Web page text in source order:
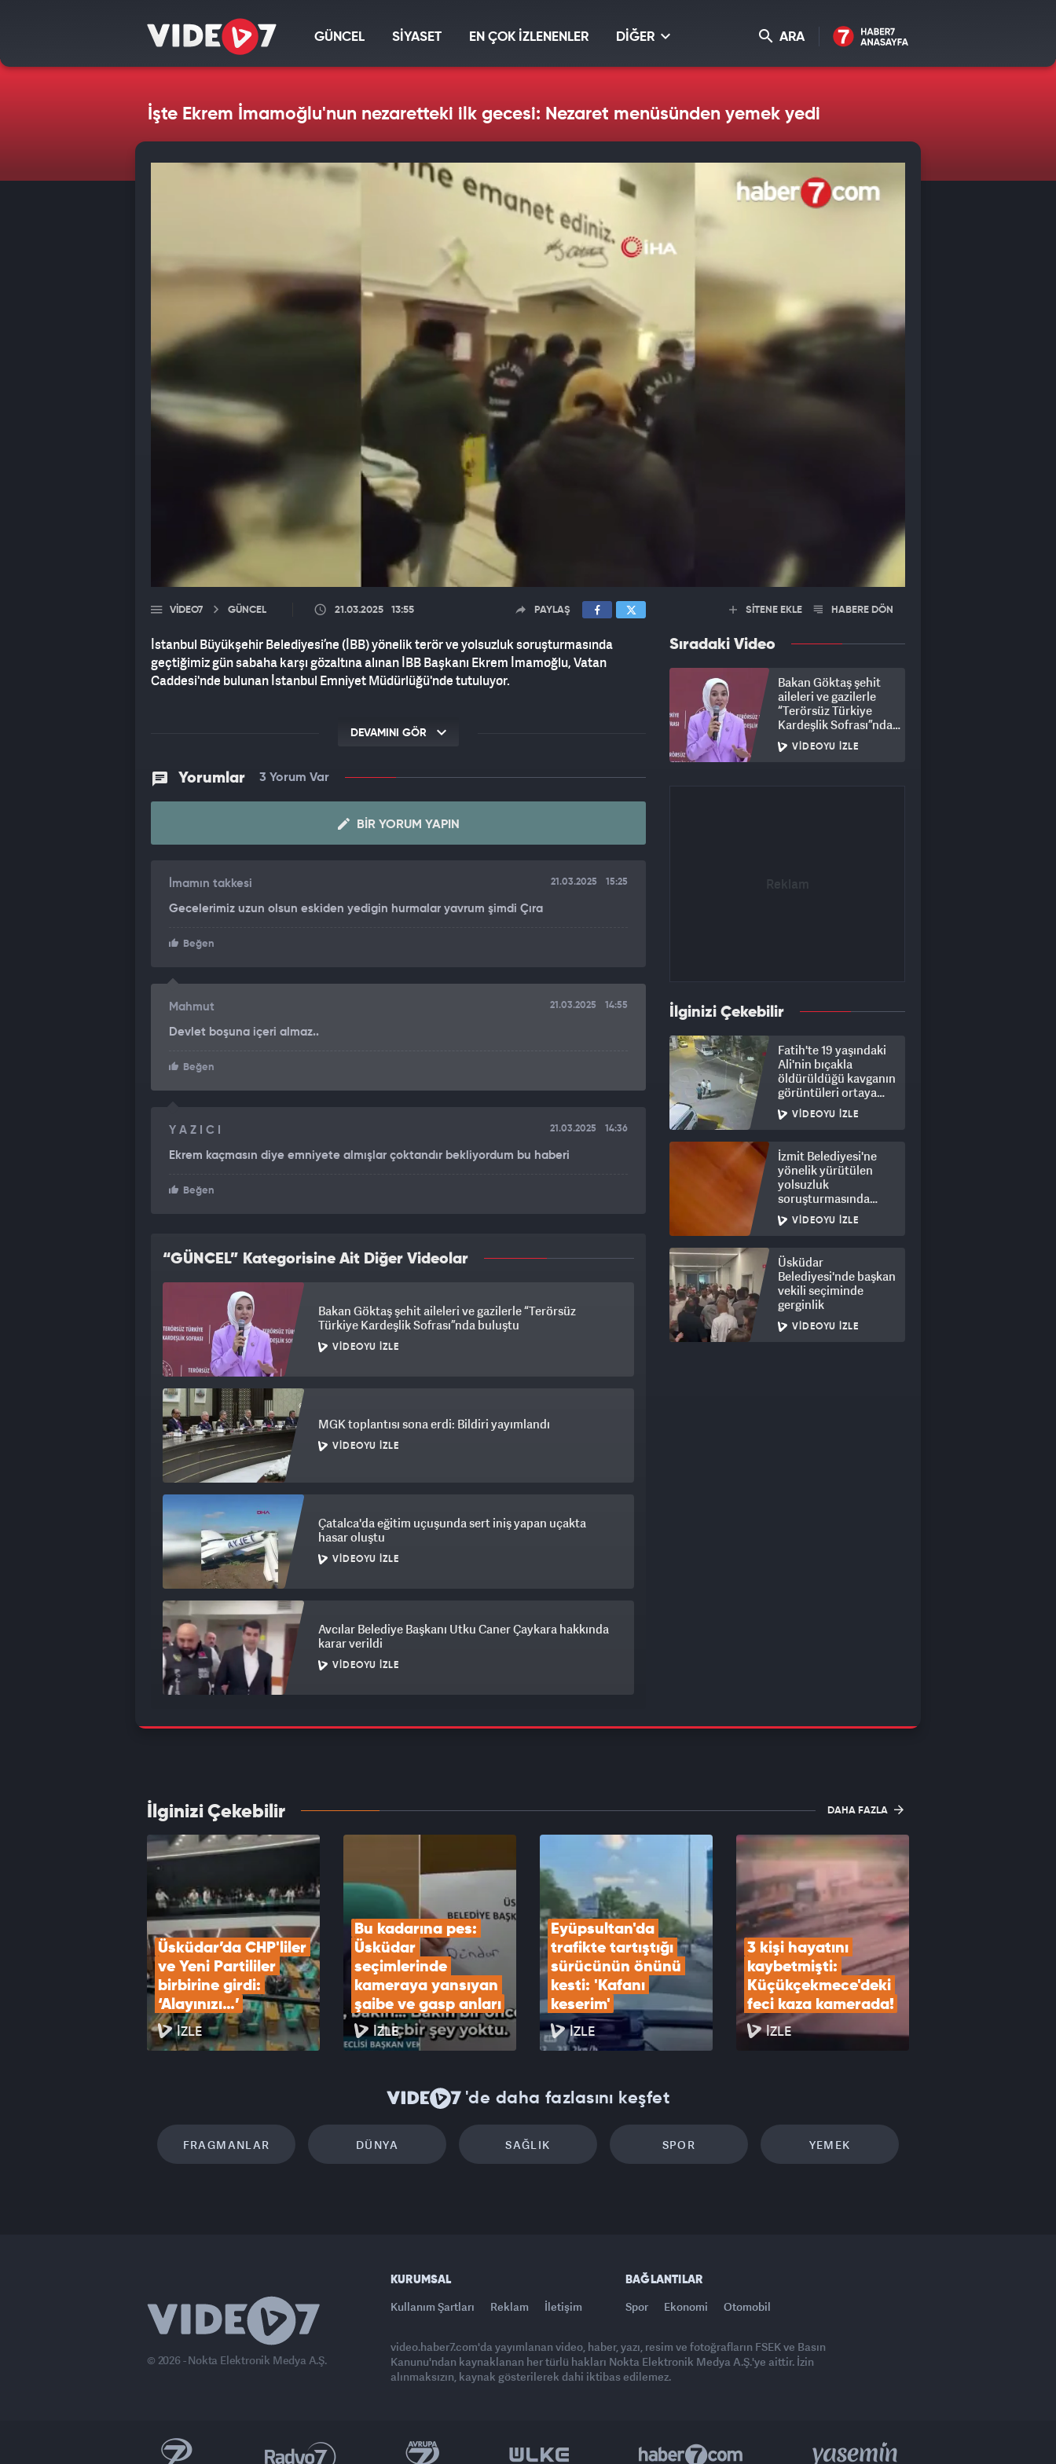
GÜNCEL SİYASET EN ÇOK İZLENENLER DİĞER ARA
İşte Ekrem İmamoğlu'nun nezaretteki ilk gecesi: Nezaret menüsünden yemek yedi
VIDEO7 GÜNCEL 21.03.2025 13:55 PAYLAŞ
İstanbul Büyükşehir Belediyesi’ne (İBB) yönelik terör ve yolsuzluk soruşturmasında
geçtiğimiz gün sabaha karşı gözaltına alınan İBB Başkanı Ekrem İmamoğlu, Vatan
Caddesi'nde bulunan İstanbul Emniyet Müdürlüğü'nde tutuluyor.
DEVAMINI GÖR
Yorumlar 3 Yorum Var
BIR YORUM YAPIN
İmamın takkesi 21.03.2025 15:25
Gecelerimiz uzun olsun eskiden yedigin hurmalar yavrum şimdi Çıra
Beğen
Mahmut 21.03.2025 14:55
Devlet boşuna içeri almaz..
Beğen
Y A Z I C I 21.03.2025 14:36
Ekrem kaçmasın diye emniyete almışlar çoktandır bekliyordum bu haberi
Beğen
“GÜNCEL” Kategorisine Ait Diğer Videolar
Bakan Göktaş şehit aileleri ve gazilerle “Terörsüz
Türkiye Kardeşlik Sofrası”nda buluştu
VIDEOYU İZLE
MGK toplantısı sona erdi: Bildiri yayımlandı
VIDEOYU İZLE
Çatalca'da eğitim uçuşunda sert iniş yapan uçakta
hasar oluştu
VIDEOYU İZLE
Avcılar Belediye Başkanı Utku Caner Çaykara hakkında
karar verildi
VIDEOYU İZLE
Milli Güvenlik Kurulu Cumhurbaşkanlığı Külliyesi’nde
SİTENE EKLE HABERE DÖN
Sıradaki Video
Bakan Göktaş şehit
aileleri ve gazilerle
“Terörsüz Türkiye
Kardeşlik Sofrası”nda
buluştu
VIDEOYU İZLE
İlginizi Çekebilir
Fatih'te 19 yaşındaki
Ali'nin bıçakla
öldürüldüğü kavganın
görüntüleri ortaya
çıktı: 8 gözaltı
VIDEOYU İZLE
İzmit Belediyesi'ne
yönelik yürütülen
yolsuzluk
soruşturmasında
rüşvet görüntüleri
ortaya çıktı
VIDEOYU İZLE
Üsküdar
Belediyesi'nde başkan
vekili seçiminde
gerginlik
VIDEOYU İZLE
İlginizi Çekebilir DAHA FAZLA
Üsküdar’da CHP'liler
ve Yeni Partililer
birbirine girdi:
‘Alayınızı…’
İZLE
Bu kadarına pes:
Üsküdar
seçimlerinde
kameraya yansıyan
şaibe ve gasp anları
İZLE
Eyüpsultan'da
trafikte tartıştığı
sürücünün önünü
kesti: 'Kafanı
keserim'
İZLE
3 kişi hayatını
kaybetmişti:
Küçükçekmece'deki
feci kaza kamerada!
İZLE
'de daha fazlasını keşfet
FRAGMANLAR DÜNYA SAĞLIK SPOR YEMEK
© 2026 - Nokta Elektronik Medya A.Ş.
KURUMSAL
Kullanım Şartları Reklam İletişim
BAĞLANTILAR
Spor Ekonomi Otomobil
video.haber7.com'da yayımlanan video, haber, yazı, resim ve fotoğrafların FSEK ve Basın
Kanunu'ndan kaynaklanan her türlü hakları Nokta Elektronik Medya A.Ş.'ye aittir. İzin
alınmaksızın, kaynak gösterilerek dahi iktibas edilemez.
Ülke TV Haber7